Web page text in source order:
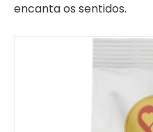
encanta os sentidos.